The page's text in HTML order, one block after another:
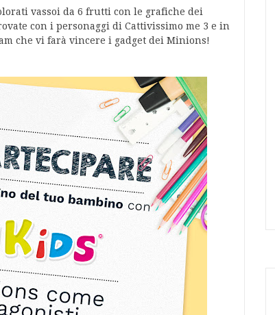
vassoi da 6 frutti con le grafiche dei
con i personaggi di Cattivissimo me 3 e in
che vi farà vincere i gadget dei Minions!